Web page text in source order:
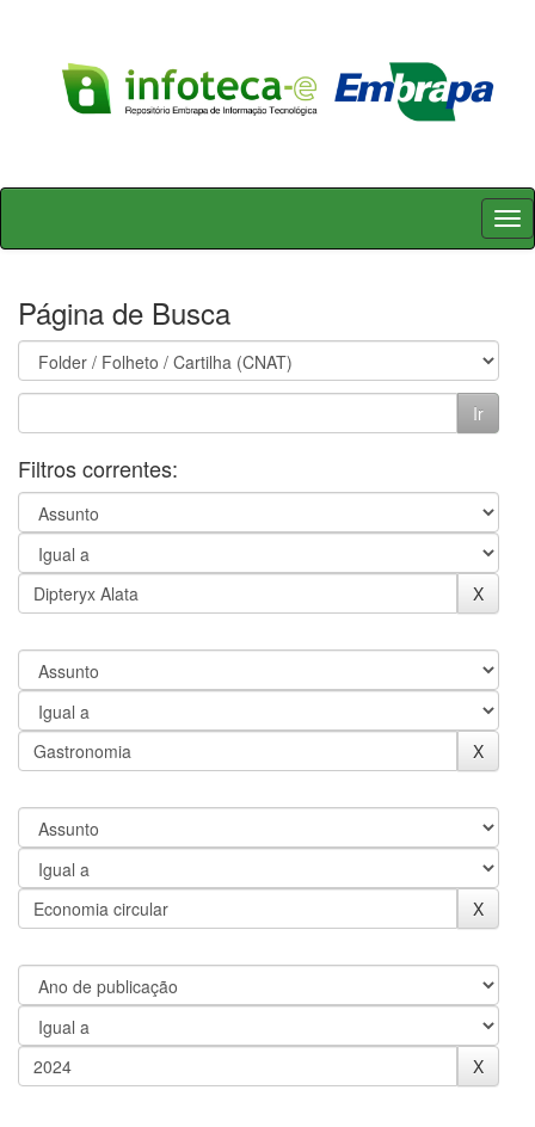
Skip
Página de Busca
Filtros correntes: